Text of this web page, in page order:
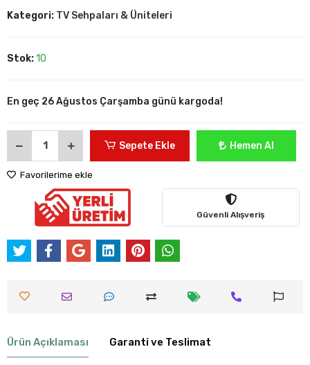
Kategori: TV Sehpaları & Üniteleri
Stok:10
En geç 26 Ağustos Çarşamba günü kargoda!
Sepete Ekle Hemen Al
Favorilerime ekle
Güvenli Alışveriş
Ürün Açıklaması Garanti ve Teslimat